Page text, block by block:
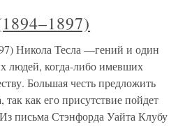
Никола Тесла —гений и один
людей, когда-либо имевших
Большая честь предложить
так как его присутствие пойдет
письма Стэнфорда Уайта Клубу